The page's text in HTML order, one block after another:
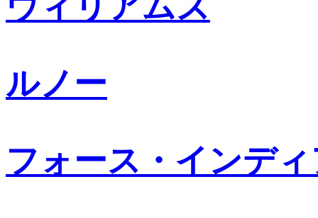
ルノー
フォース・インデ